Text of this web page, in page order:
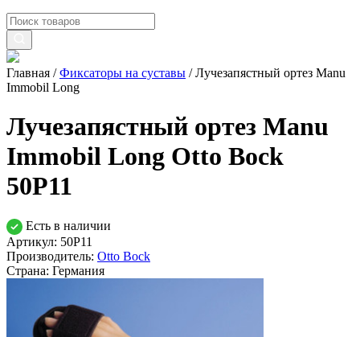
Главная /Фиксаторы на суставы /Лучезапястный ортез Manu
Immobil Long
Лучезапястный ортез Manu
Immobil Long Otto Bock
50P11
Есть в наличии
Артикул: 50P11
Производитель: Otto Bock
Страна: Германия